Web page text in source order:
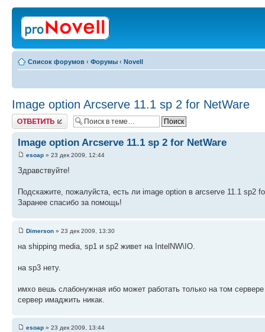
Список форумов ‹ Форумы ‹ Novell
Image option Arcserve 11.1 sp 2 for NetWare
Ответить
Image option Arcserve 11.1 sp 2 for NetWare
esoap » 23 дек 2009, 12:44
Здравствуйте!
Подскажите, пожалуйста, есть ли image option в arcserve 11.1 sp2
Заранее спасибо за помощь!
Dimerson » 23 дек 2009, 13:30
на shipping media, sp1 и sp2 живет на IntelNW\IO.
на sp3 нету.
имхо вешь слабонужная ибо может работать только на том
сервер имаджить никак.
esoap » 23 дек 2009, 13:44